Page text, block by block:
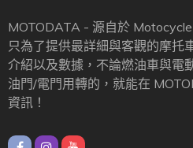
MOTODATA - 源自於
只為了提供最詳細與客觀的摩托
介紹以及數據，不論燃油車與電
油門/電門用轉的，就能在
資訊！